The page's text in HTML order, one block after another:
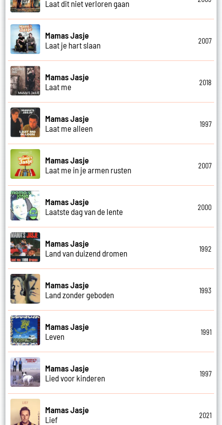
Laat dit niet verloren gaan
Mamas Jasje
Laat je hart slaan
2007
Mamas Jasje
Laat me
2018
Mamas Jasje
Laat me alleen
1997
Mamas Jasje
Laat me in je armen rusten
2007
Mamas Jasje
Laatste dag van de lente
2000
Mamas Jasje
Land van duizend dromen
1992
Mamas Jasje
Land zonder geboden
1993
Mamas Jasje
Leven
1991
Mamas Jasje
Lied voor kinderen
1997
Mamas Jasje
Lief
2021